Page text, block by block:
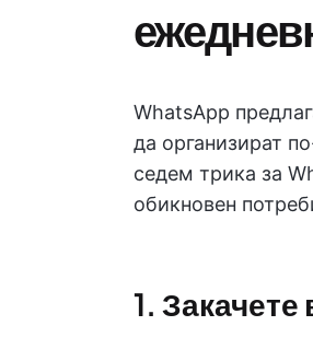
WhatsApp
да организират
седем трика за
обикновен
1. Закачете